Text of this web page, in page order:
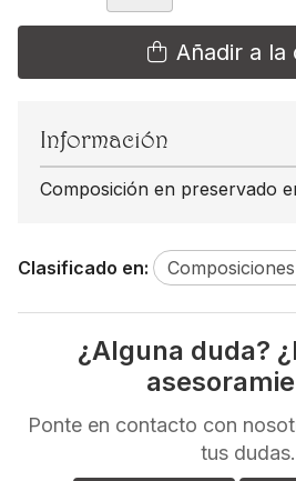
Añadir a la
Información
Composición en preservado
Clasificado en:
¿Alguna duda?
Ponte en contacto con
tus dudas.